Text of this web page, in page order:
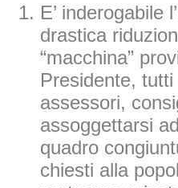
E’ inderogabile
drastica
“macchina”
Presidente,
assessori,
assoggettarsi
quadro
chiesti alla